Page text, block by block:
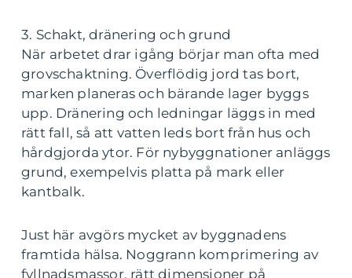
3. Schakt, dränering och grund
När arbetet drar igång börjar man ofta med
grovschaktning. Överflödig jord tas bort,
marken planeras och bärande lager byggs
upp. Dränering och ledningar läggs in med
rätt fall, så att vatten leds bort från hus och
hårdgjorda ytor. För nybyggnationer anläggs
grund, exempelvis platta på mark eller
kantbalk.
Just här avgörs mycket av byggnadens
framtida hälsa. Noggrann komprimering av
fyllnadsmassor, rätt dimensioner på